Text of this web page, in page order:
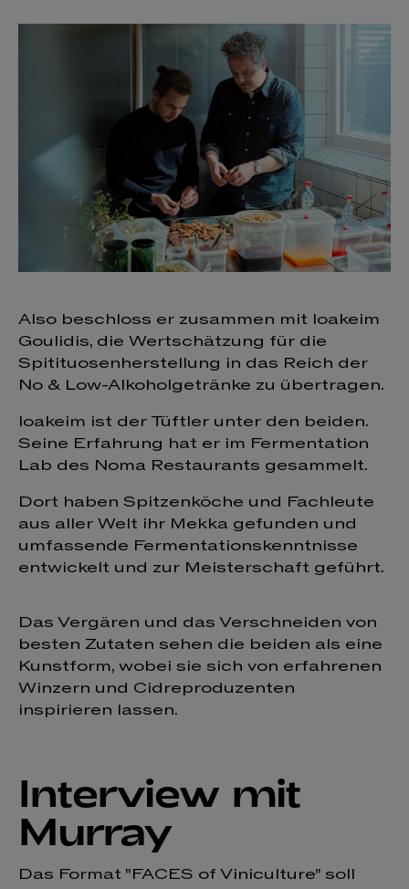
Also beschloss er zusammen mit Ioakeim
Goulidis, die Wertschätzung für die
Spitituosenherstellung in das Reich der
No & Low-Alkoholgetränke zu übertragen.
Ioakeim ist der Tüftler unter den beiden.
Seine Erfahrung hat er im Fermentation
Lab des Noma Restaurants gesammelt.
Dort haben Spitzenköche und Fachleute
aus aller Welt ihr Mekka gefunden und
umfassende Fermentationskenntnisse
entwickelt und zur Meisterschaft geführt.
Das Vergären und das Verschneiden von
besten Zutaten sehen die beiden als eine
Kunstform, wobei sie sich von erfahrenen
Winzern und Cidreproduzenten
inspirieren lassen.
Interview mit
Murray
Das Format "FACES of Viniculture" soll